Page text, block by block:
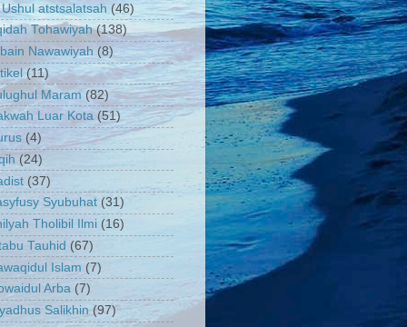
atstsalatsah (46)
Tohawiyah (138)
Nawawiyah (8)
(11)
Maram (82)
Luar Kota (51)
(4)
(24)
(37)
Syubuhat (31)
Tholibil Ilmi (16)
Tauhid (67)
Islam (7)
Arba (7)
Salikhin (97)